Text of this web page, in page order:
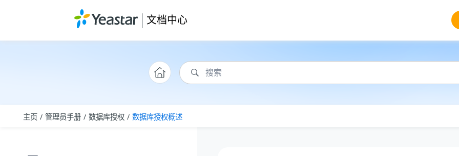
文档中心
主页 管理员手册 数据库授权 数据库授权概述